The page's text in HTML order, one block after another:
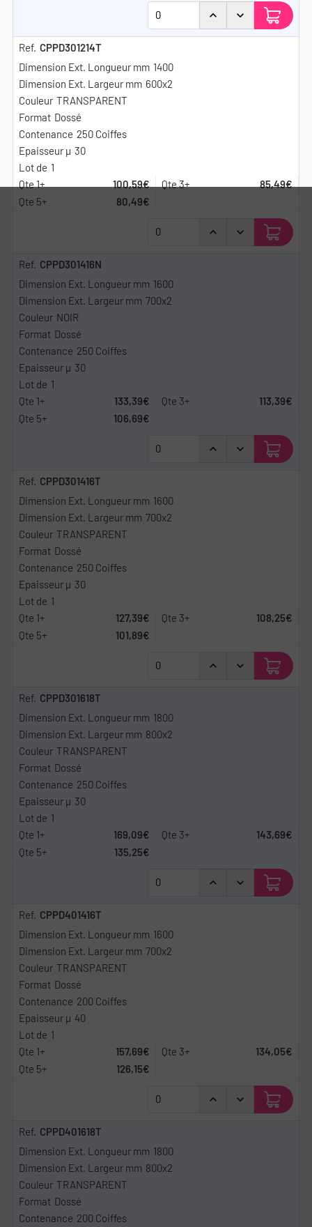
CPPD301214T
1400
600x2
TRANSPARENT
Dossé
250 Coiffes
30
1
100,59€
85,49€
80,49€
CPPD301416N
1600
700x2
NOIR
Dossé
250 Coiffes
30
1
133,39€
113,39€
106,69€
CPPD301416T
1600
700x2
TRANSPARENT
Dossé
250 Coiffes
30
1
127,39€
108,25€
101,89€
CPPD301618T
1800
800x2
TRANSPARENT
Dossé
250 Coiffes
30
1
169,09€
143,69€
135,25€
CPPD401416T
1600
700x2
TRANSPARENT
Dossé
200 Coiffes
40
1
157,69€
134,05€
126,15€
CPPD401618T
1800
800x2
TRANSPARENT
Dossé
200 Coiffes